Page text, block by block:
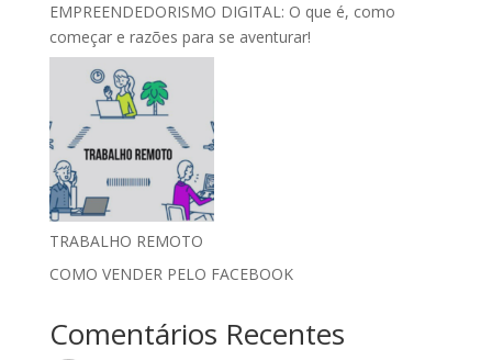
EMPREENDEDORISMO DIGITAL: O que é, como
começar e razões para se aventurar!
TRABALHO REMOTO
COMO VENDER PELO FACEBOOK
Comentários Recentes